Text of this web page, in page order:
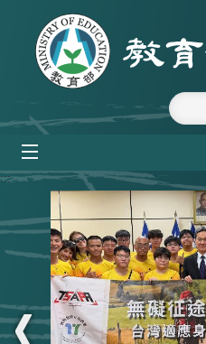
跳到主要內容區塊
:::